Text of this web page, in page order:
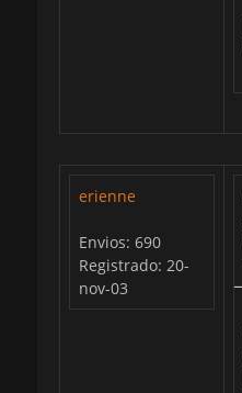
erienne
Envios: 690
Registrado: 20-
nov-03